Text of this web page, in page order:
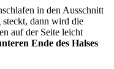
in den Ausschnitt
dann wird die
auf der Seite leicht
Ende des Halses